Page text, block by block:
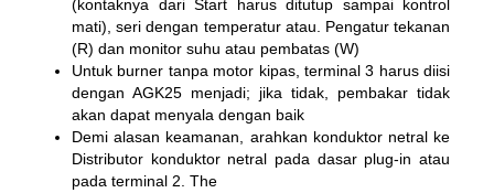
(kontaknya dari Start harus ditutup sampai kontrol
mati), seri dengan temperatur atau. Pengatur tekanan
(R) dan monitor suhu atau pembatas (W)
Untuk burner tanpa motor kipas, terminal 3 harus diisi
dengan AGK25 menjadi; jika tidak, pembakar tidak
akan dapat menyala dengan baik
Demi alasan keamanan, arahkan konduktor netral ke
Distributor konduktor netral pada dasar plug-in atau
pada terminal 2. The